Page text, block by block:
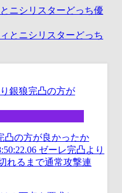
ニシリスターどっち優
凸の方が良かったか
ゼーレ完凸より
れるまで通常攻撃連